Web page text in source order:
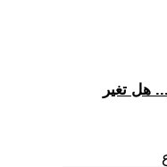
هل تغير